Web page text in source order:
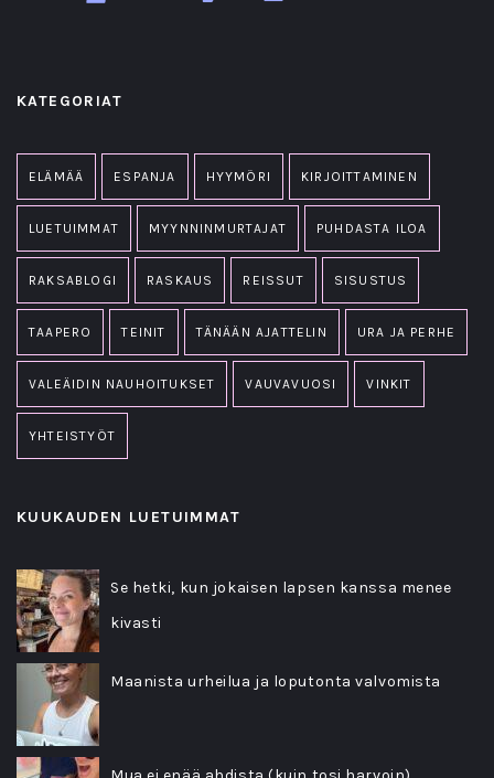
KATEGORIAT
ELÄMÄÄ ESPANJA HYYMÖRI KIRJOITTAMINEN
LUETUIMMAT MYYNNINMURTAJAT PUHDASTA ILOA
RAKSABLOGI RASKAUS REISSUT SISUSTUS
TAAPERO TEINIT TÄNÄÄN AJATTELIN URA JA PERHE
VALEÄIDIN NAUHOITUKSET VAUVAVUOSI VINKIT
YHTEISTYÖT
KUUKAUDEN LUETUIMMAT
Se hetki, kun jokaisen lapsen kanssa menee
kivasti
Maanista urheilua ja loputonta valvomista